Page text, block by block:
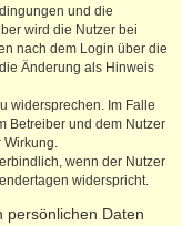
und die
wird die Nutzer bei
nach dem Login über die
Änderung als Hinweis
widersprechen. Im Falle
Betreiber und dem Nutzer
Wirkung.
wenn der Nutzer
widerspricht.
persönlichen Daten